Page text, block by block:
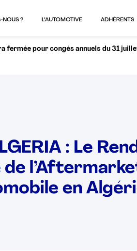
NOUS ? L’AUTOMOTIVE ADHÉRENTS
fermée pour congés annuels du 31
: Le
en